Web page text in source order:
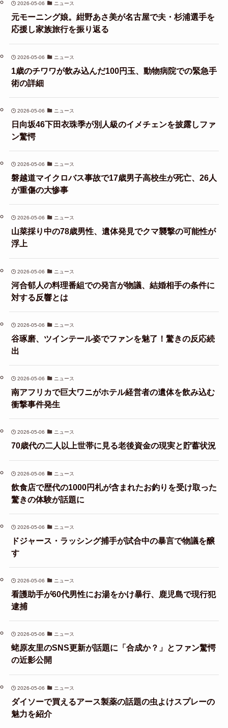
2026-05-06 ニュース
元モーニング娘。紺野あさ美が名古屋で夫・杉浦選手を
応援し家族旅行を振り返る
2026-05-06 ニュース
1歳のチワワが飲み込んだ100円玉、動物病院での緊急手
術の詳細
2026-05-06 ニュース
日向坂46下田衣珠季が別人級のイメチェンを披露しファ
ン驚愕
2026-05-06 ニュース
磐越道マイクロバス事故で17歳男子高校生が死亡、26人
が重傷の大惨事
2026-05-06 ニュース
山菜採り中の78歳男性、遺体発見でクマ襲撃の可能性が
浮上
2026-05-06 ニュース
河合郁人の料理番組での発言が物議、結婚相手の条件に
対する反響とは
2026-05-06 ニュース
谷琢磨、ツインテール姿でファンを魅了！驚きの反応続
出
2026-05-06 ニュース
南アフリカで巨大ワニがホテル経営者の遺体を飲み込む
衝撃事件発生
2026-05-06 ニュース
70歳代の二人以上世帯に見る老後資金の現実と貯蓄状況
2026-05-06 ニュース
飲食店で歴代の1000円札が含まれたお釣りを受け取った
驚きの体験が話題に
2026-05-06 ニュース
ドジャース・ラッシング捕手が試合中の暴言で物議を醸
す
2026-05-06 ニュース
看護助手が60代男性にお湯をかけ暴行、鹿児島で現行犯
逮捕
2026-05-06 ニュース
蛯原友里のSNS更新が話題に「合成か？」とファン驚愕
の近影公開
2026-05-06 ニュース
ダイソーで買えるアース製薬の話題の虫よけスプレーの
魅力を紹介